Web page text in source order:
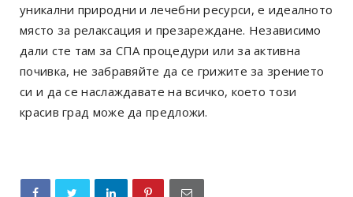
уникални природни и лечебни ресурси, е идеалното
място за релаксация и презареждане. Независимо
дали сте там за СПА процедури или за активна
почивка, не забравяйте да се грижите за зрението
си и да се наслаждавате на всичко, което този
красив град може да предложи.